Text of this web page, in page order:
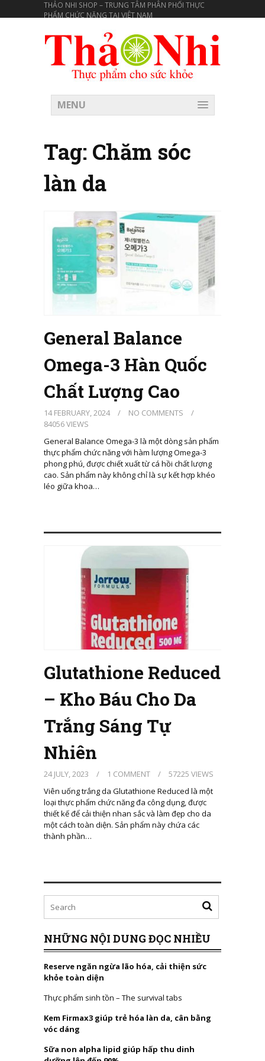
THẢO NHI SHOP – TRUNG TÂM PHÂN PHỐI THỰC
PHẨM CHỨC NĂNG TẠI VIÊT NAM
MENU
Tag: Chăm sóc
làn da
General Balance
Omega-3 Hàn Quốc
Chất Lượng Cao
14 FEBRUARY, 2024 / NO COMMENTS
/
84056 VIEWS
General Balance Omega-3 là một dòng sản phẩm
thực phẩm chức năng với hàm lượng Omega-3
phong phú, được chiết xuất từ cá hồi chất lượng
cao. Sản phẩm này không chỉ là sự kết hợp khéo
léo giữa khoa…
Glutathione Reduced
– Kho Báu Cho Da
Trắng Sáng Tự
Nhiên
24 JULY, 2023 / 1 COMMENT /
57225 VIEWS
Viên uống trắng da Glutathione Reduced là một
loại thực phẩm chức năng đa công dụng, được
thiết kế để cải thiện nhan sắc và làm đẹp cho da
một cách toàn diện. Sản phẩm này chứa các
thành phần…
NHỮNG NỘI DUNG ĐỌC NHIỀU
Reserve ngăn ngừa lão hóa, cải thiện sức
khỏe toàn diện
Thực phẩm sinh tồn – The survival tabs
Kem Firmax3 giúp trẻ hóa làn da, cân bằng
vóc dáng
Sữa non alpha lipid giúp hấp thu dinh